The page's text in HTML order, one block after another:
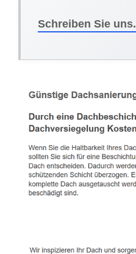
Schreiben Sie uns.